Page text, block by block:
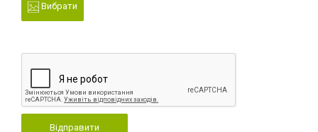
Вибрати
Відправити